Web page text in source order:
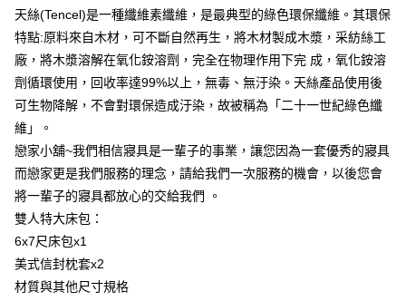
AFTEE先享後付是「在收到商品之後才付款」的支付方式。 讓您購物簡單
便利好安心！
１．簡單：不需註冊會員、不需綁卡、不需儲值。
２．便利：只要手機號碼，簡訊認證，即可結帳。
【「AFTEE先享後付」結帳流程】
１．於結帳方式選擇「AFTEE先享後付」後，將跳轉至「AFTEE先享後付」
結帳頁面，進行簡訊認證並確認金額後，即可完成結帳。
２．訂單成立數日內，您將收到繳費通知簡訊。
３．收到繳費通知簡訊後14天內，點擊此簡訊中的連結，可透過四大超商／
ATM／網路銀行／等多元方式進行付款，方視為交易完成。
※ 請注意：結帳手續完成當下不需立刻繳費，但若您需要取消訂單，請聯絡
購買商品的店家。未經商家同意取消之訂單仍視為有效，需透過AFTEE先享
後付繳納相關費用。
是否繳費成功／繳費後需取消欲退款等相關疑問，請聯繫「AFTEE先享後付
客戶支援中心」https://netprotections.freshdesk.com/support/home
運送方式
宅配(廠商直送🚚)
每筆NT$100，滿NT$590(含以上)免運費
宅配(離島廠商直送🚚)
每筆NT$300
天絲(Tencel)是一種纖維素纖維，是最典型的綠色環保纖維。其環保
特點:原料來自木材，可不斷自然再生，將木材製成木漿，采紡絲工
廠，將木漿溶解在氧化銨溶劑，完全在物理作用下完 成，氧化銨溶
劑循環使用，回收率達99%以上，無毒、無汙染。天絲產品使用後
可生物降解，不會對環保造成汙染，故被稱為「二十一世紀綠色纖
維」。
戀家小舖~我們相信寢具是一輩子的事業，讓您因為一套優秀的寢具
而戀家更是我們服務的理念，請給我們一次服務的機會，以後您會
將一輩子的寢具都放心的交給我們 。
雙人特大床包：
6x7尺床包x1
美式信封枕套x2
材質與其他尺寸規格